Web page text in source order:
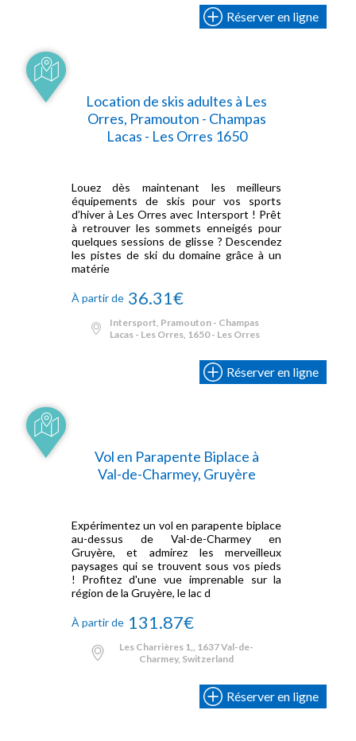
Réserver en ligne
Location de skis adultes à Les
Orres, Pramouton - Champas
Lacas - Les Orres 1650
Louez dès maintenant les meilleurs
équipements de skis pour vos sports
d’hiver à Les Orres avec Intersport ! Prêt
à retrouver les sommets enneigés pour
quelques sessions de glisse ? Descendez
les pistes de ski du domaine grâce à un
matérie
À partir de 36.31€
Intersport, Pramouton - Champas
Lacas - Les Orres, 1650 - Les Orres
Réserver en ligne
Vol en Parapente Biplace à
Val-de-Charmey, Gruyère
Expérimentez un vol en parapente biplace
au-dessus de Val-de-Charmey en
Gruyère, et admirez les merveilleux
paysages qui se trouvent sous vos pieds
! Profitez d'une vue imprenable sur la
région de la Gruyère, le lac d
À partir de 131.87€
Les Charrières 1,, 1637 Val-de-
Charmey, Switzerland
Réserver en ligne